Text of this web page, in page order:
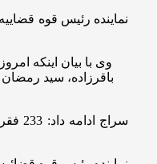
وی با بیان اینکه
باقرزاده، سید